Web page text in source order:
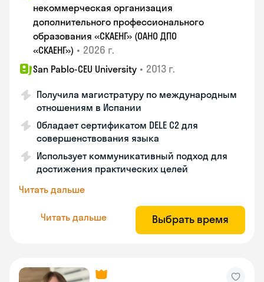
некоммерческая организация
дополнительного профессионального
образования «СКАЕНГ» (ОАНО ДПО
«СКАЕНГ») • 2026 г.
San Pablo-CEU University • 2013 г.
Получила магистратуру по международным
отношениям в Испании
Обладает сертификатом DELE C2 для
совершенствования языка
Использует коммуникативный подход для
достижения практических целей
Читать дальше
Читать дальше Выбрать время